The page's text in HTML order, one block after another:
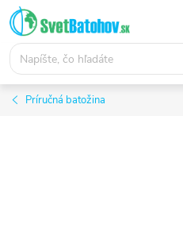
Prejsť
na
obsah
Príručná batožina